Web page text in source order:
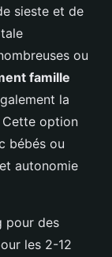
sieste et de
ou
famille
la
option
bébés ou
autonomie
pour des
les 2-12